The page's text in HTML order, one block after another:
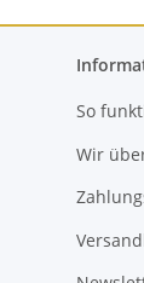
So
Wir